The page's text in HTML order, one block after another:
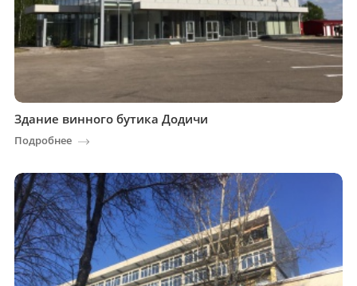
Здание винного бутика Додичи
Подробнее